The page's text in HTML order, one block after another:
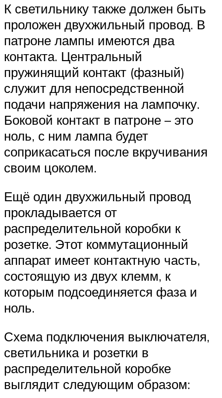
К светильнику также должен быть
проложен двухжильный провод. В
патроне лампы имеются два
контакта. Центральный
пружинящий контакт (фазный)
служит для непосредственной
подачи напряжения на лампочку.
Боковой контакт в патроне – это
ноль, с ним лампа будет
соприкасаться после вкручивания
своим цоколем.
Ещё один двухжильный провод
прокладывается от
распределительной коробки к
розетке. Этот коммутационный
аппарат имеет контактную часть,
состоящую из двух клемм, к
которым подсоединяется фаза и
ноль.
Схема подключения выключателя,
светильника и розетки в
распределительной коробке
выглядит следующим образом: